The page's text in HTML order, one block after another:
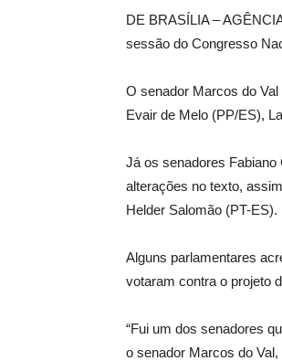
DE BRASÍLIA –
sessão do Congresso
O senador Marcos do
Evair de Melo (PP/ES),
Já os senadores
alterações no texto,
Helder Salomão (PT-ES).
Alguns parlamentares
votaram contra o projeto
“Fui um dos senadores
o senador Marcos do Val,